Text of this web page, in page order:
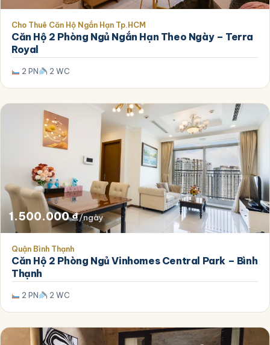
gốc
là:
hiện
tại
Cho Thuê Căn Hộ Ngắn Hạn Tp.HCM
Căn Hộ 2 Phòng Ngủ Ngắn Hạn Theo Ngày – Terra
Royal
2 PN 2 WC
1.500.000₫/ngày
Quận Bình Thạnh
Căn Hộ 2 Phòng Ngủ Vinhomes Central Park – Bình
Thạnh
2 PN 2 WC